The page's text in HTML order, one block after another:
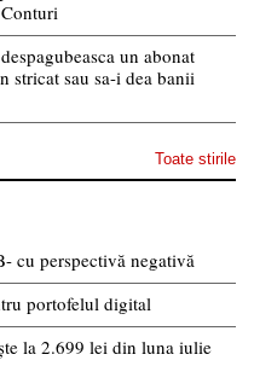
un abonat
stricat sau sa-i dea banii
Toate stirile
cu perspectivă negativă
portofelul digital
la 2.699 lei din luna iulie